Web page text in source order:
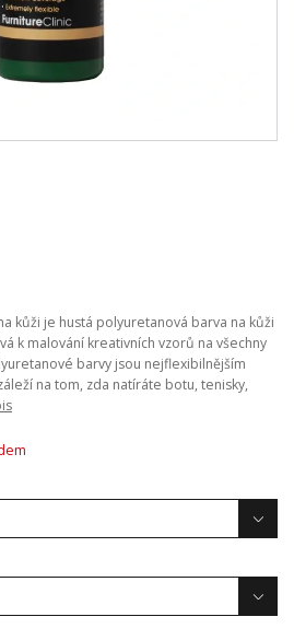
kůži je hustá polyuretanová barva na kůži
k malování kreativních vzorů na všechny
barvy jsou nejflexibilnějším
na tom, zda natíráte botu, tenisky,